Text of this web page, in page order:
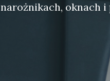
narożnikach, oknach i